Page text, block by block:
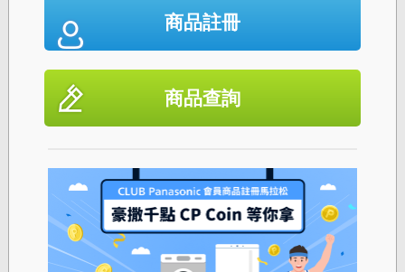
商品註冊
商品查詢